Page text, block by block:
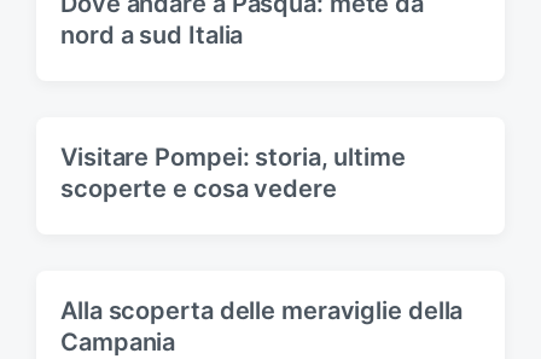
nord a sud Italia
Visitare Pompei: storia, ultime
scoperte e cosa vedere
Alla scoperta delle meraviglie della
Campania